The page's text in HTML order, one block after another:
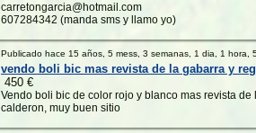
carretongarcia@hotmail.com
607284342 (manda sms y llamo yo)
Publicado hace 15 años, 5 mess, 3 semanas, 1 dia, 1 hora,
vendo boli bic mas revista de la gabarra y
450 €
Vendo boli bic de color rojo y blanco mas revista
calderon, muy buen sitio